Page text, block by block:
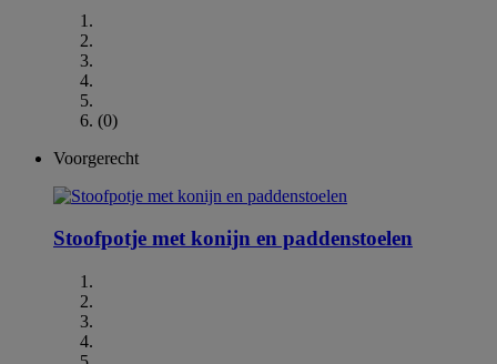
(0)
Voorgerecht
Stoofpotje met konijn en paddenstoelen